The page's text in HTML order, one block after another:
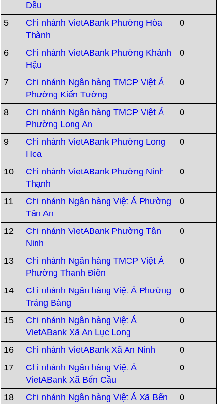
Dầu
5
Chi nhánh VietABank Phường Hòa
Thành
0
6
Chi nhánh VietABank Phường Khánh
Hậu
0
7
Chi nhánh Ngân hàng TMCP Việt Á
Phường Kiến Tường
0
8
Chi nhánh Ngân hàng TMCP Việt Á
Phường Long An
0
9
Chi nhánh VietABank Phường Long
Hoa
0
10
Chi nhánh VietABank Phường Ninh
Thạnh
0
11
Chi nhánh Ngân hàng Việt Á Phường
Tân An
0
12
Chi nhánh VietABank Phường Tân
Ninh
0
13
Chi nhánh Ngân hàng TMCP Việt Á
Phường Thanh Điền
0
14
Chi nhánh Ngân hàng Việt Á Phường
Trảng Bàng
0
15
Chi nhánh Ngân hàng Việt Á
VietABank Xã An Lục Long
0
16 Chi nhánh VietABank Xã An Ninh
0
17
Chi nhánh Ngân hàng Việt Á
VietABank Xã Bến Cầu
0
18
Chi nhánh Ngân hàng Việt Á Xã Bến
0